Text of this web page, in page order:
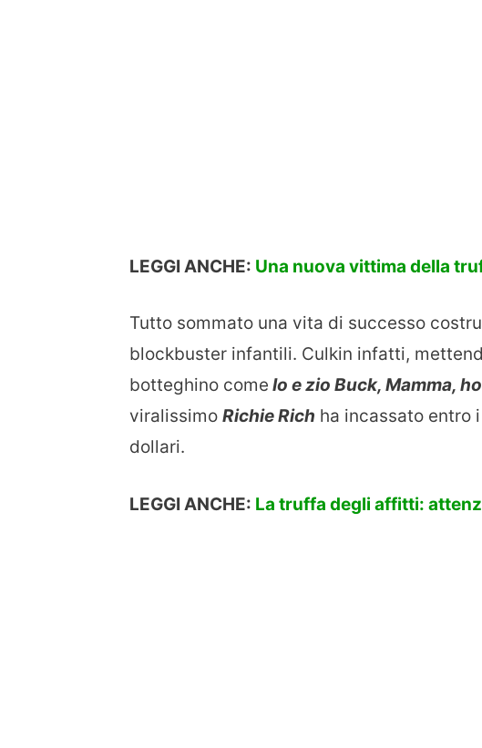
LEGGI ANCHE: Una nuova vittima della
Tutto sommato una vita di successo
blockbuster infantili. Culkin infatti,
botteghino come Io e zio Buck, Mamma,
viralissimo Richie Rich ha incassato entro
dollari.
LEGGI ANCHE: La truffa degli affitti: